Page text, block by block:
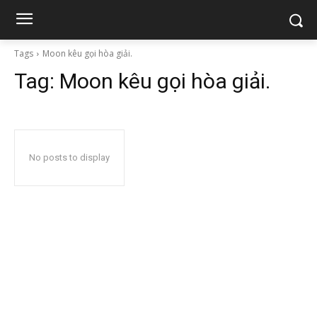
Tags Moon kêu gọi hòa giải.
Tag: Moon kêu gọi hòa giải.
No posts to display